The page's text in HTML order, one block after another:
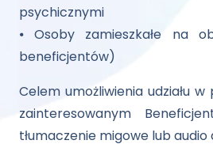
psychicznymi
⦁ Osoby zamieszkałe na
beneficjentów)
Celem umożliwienia udziału
zainteresowanym
tłumaczenie migowe lub audio